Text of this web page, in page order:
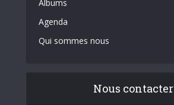
Albums
Agenda
Qui sommes nous
Nous contacter